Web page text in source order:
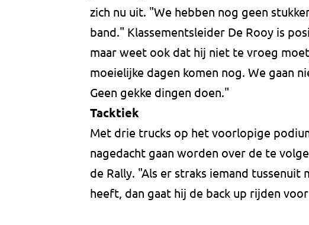
zich nu uit. "We hebben nog geen
band." Klassementsleider De Rooy is
maar weet ook dat hij niet te vroeg
moeielijke dagen komen nog. We gaan
Geen gekke dingen doen."
Tacktiek
Met drie trucks op het voorlopige
nagedacht gaan worden over de te
de Rally. "Als er straks iemand tussenuit
heeft, dan gaat hij de back up rijden